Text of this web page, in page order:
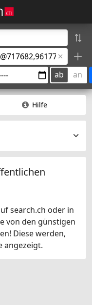
ab an
Hilfe
search.ch oder in
von den günstigen
Diese werden,
angezeigt.